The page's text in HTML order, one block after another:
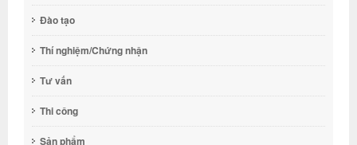
Đào tạo
Thí nghiệm/Chứng nhận
Tư vấn
Thi công
Sản phẩm